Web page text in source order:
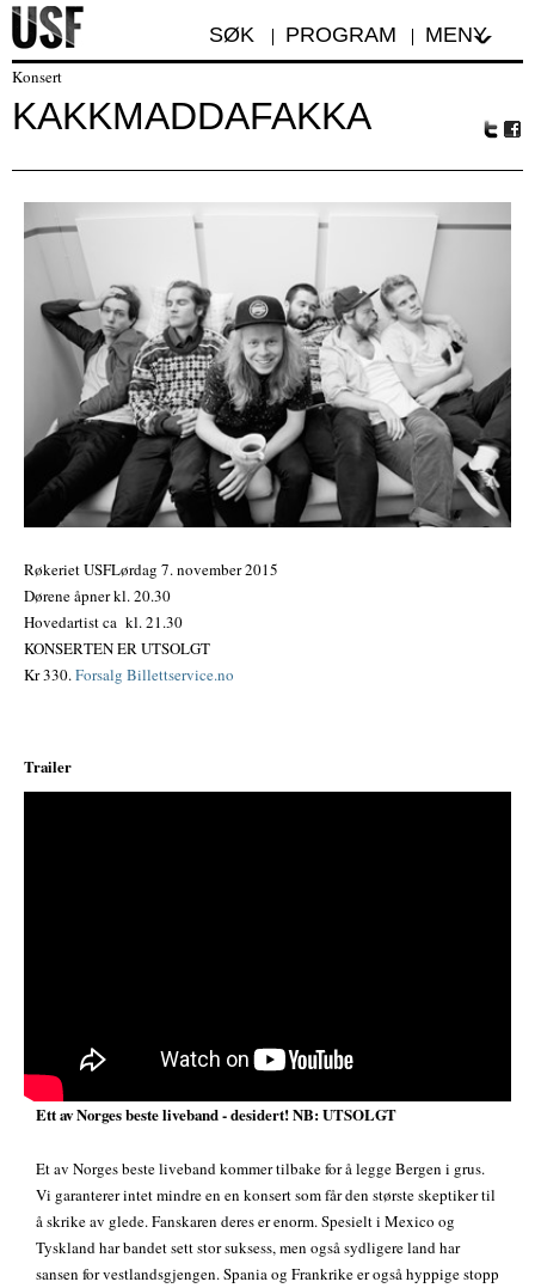
SØK PROGRAM MENY
Konsert
KAKKMADDAFAKKA
r
oo
k
Røkeriet USFLørdag 7. november 2015
Dørene åpner kl. 20.30
Hovedartist ca kl. 21.30
KONSERTEN ER UTSOLGT
Kr 330.Forsalg Billettservice.no
Trailer
Ett av Norges beste liveband - desidert! NB: UTSOLGT
Et av Norges beste liveband kommer tilbake for å legge Bergen i grus.
Vi garanterer intet mindre en en konsert som får den største skeptiker til
å skrike av glede. Fanskaren deres er enorm. Spesielt i Mexico og
Tyskland har bandet sett stor suksess, men også sydligere land har
sansen for vestlandsgjengen. Spania og Frankrike er også hyppige stopp